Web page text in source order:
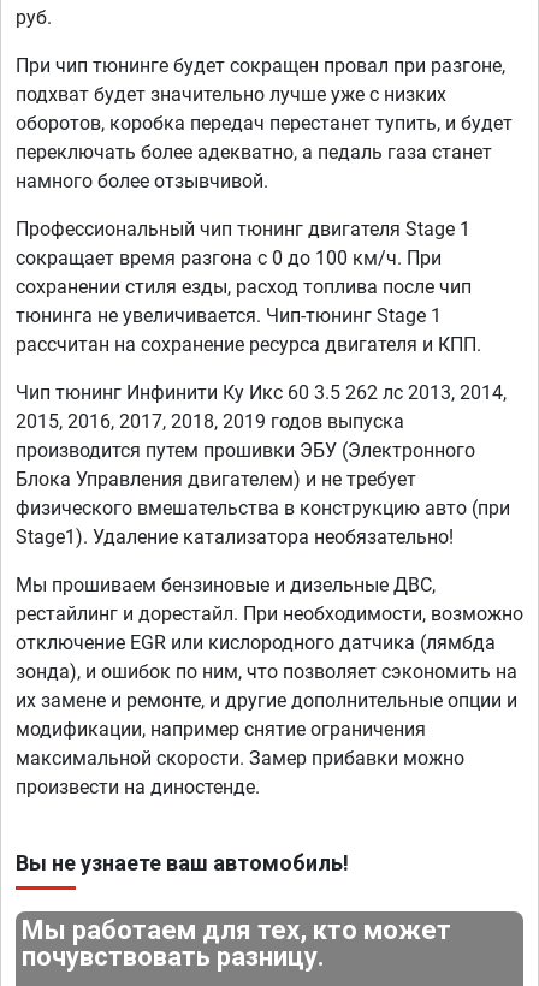
руб.
При чип тюнинге будет сокращен провал при разгоне,
подхват будет значительно лучше уже с низких
оборотов, коробка передач перестанет тупить, и будет
переключать более адекватно, а педаль газа станет
намного более отзывчивой.
Профессиональный чип тюнинг двигателя Stage 1
сокращает время разгона с 0 до 100 км/ч. При
сохранении стиля езды, расход топлива после чип
тюнинга не увеличивается. Чип-тюнинг Stage 1
рассчитан на сохранение ресурса двигателя и КПП.
Чип тюнинг Инфинити Ку Икс 60 3.5 262 лс 2013, 2014,
2015, 2016, 2017, 2018, 2019 годов выпуска
производится путем прошивки ЭБУ (Электронного
Блока Управления двигателем) и не требует
физического вмешательства в конструкцию авто (при
Stage1). Удаление катализатора необязательно!
Мы прошиваем бензиновые и дизельные ДВС,
рестайлинг и дорестайл. При необходимости, возможно
отключение EGR или кислородного датчика (лямбда
зонда), и ошибок по ним, что позволяет сэкономить на
их замене и ремонте, и другие дополнительные опции и
модификации, например снятие ограничения
максимальной скорости. Замер прибавки можно
произвести на диностенде.
Вы не узнаете ваш автомобиль!
Мы работаем для тех, кто может
почувствовать разницу.